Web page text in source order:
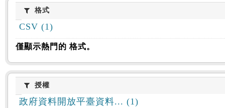
格式格式
CSV (1)
僅顯示熱門的 格式。
授權授權
政府資料開放平臺資料... (1)